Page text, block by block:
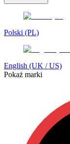
Polski (PL)
English (UK / US)
Pokaż marki